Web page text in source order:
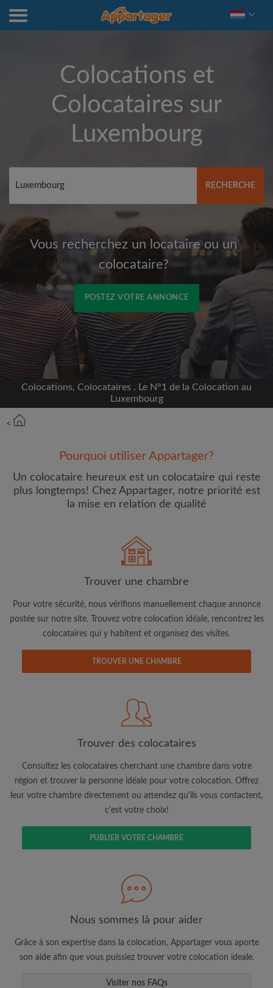
Colocations et
Colocataires sur
Luxembourg
RECHERCHE
Vous recherchez un locataire ou un
colocataire?
POSTEZ VOTRE ANNONCE
Inscrivez-vous avec Facebook
Nous ne publierons jamais sur votre page sans
Prénom
Adresse email
J'ai lu, compris et accepte les
Conditions d'utilisation
et ai pris connaissance de la
CRÉER PROFIL
Je souhaite recevoir des offres exclusives et des mises à
Faites une recherche selon ce qui vous
semble important
Consultez les chambres et les profils des
Sauvegardez vos recherches
annonce correspondant à vos critères
Colocations, Colocataires . Le N°1 de la Colocation au
Luxembourg
<
Pourquoi utiliser Appartager?
Un colocataire heureux est un colocataire qui reste
plus longtemps! Chez Appartager, notre priorité est
la mise en relation de qualité
Trouver une chambre
Pour votre sécurité, nous vérifions manuellement chaque annonce
postée sur notre site. Trouvez votre colocation idéale, rencontrez les
colocataires qui y habitent et organisez des visites.
TROUVER UNE CHAMBRE
Trouver des colocataires
Consultez les colocataires cherchant une chambre dans votre
région et trouver la personne idéale pour votre colocation. Offrez
leur votre chambre directement ou attendez qu'ils vous contactent,
c'est votre choix!
PUBLIER VOTRE CHAMBRE
Nous sommes là pour aider
Grâce à son expertise dans la colocation, Appartager vous aporte
son aide afin que vous puissiez trouver votre colocation ideale.
Visiter nos FAQs